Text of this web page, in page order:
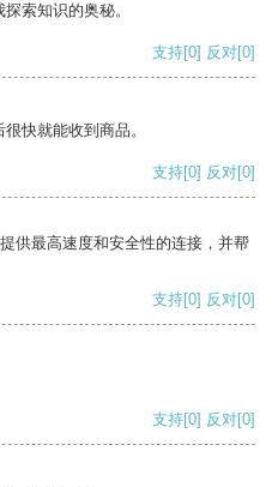
索知识的奥秘。
支持[0] 反对[0]
快就能收到商品。
支持[0] 反对[0]
供最高速度和安全性的连接，并帮
支持[0] 反对[0]
支持[0] 反对[0]